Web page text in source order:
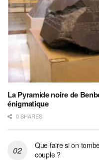
La Pyramide noire de
énigmatique
0 SHARES
Que faire si on
couple ?